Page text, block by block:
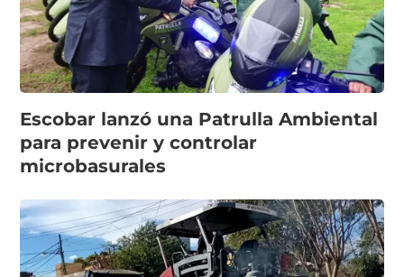
Escobar lanzó una Patrulla Ambiental
para prevenir y controlar
microbasurales